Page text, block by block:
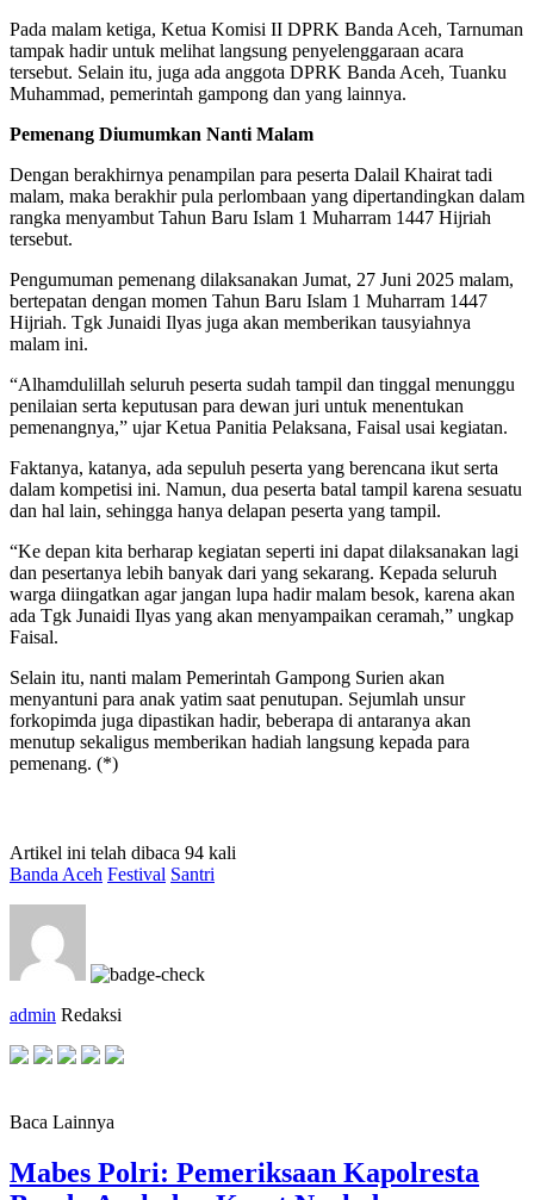
Pada malam ketiga, Ketua Komisi II DPRK Banda Aceh, Tarnuman
tampak hadir untuk melihat langsung penyelenggaraan acara
tersebut. Selain itu, juga ada anggota DPRK Banda Aceh, Tuanku
Muhammad, pemerintah gampong dan yang lainnya.
Pemenang Diumumkan Nanti Malam
Dengan berakhirnya penampilan para peserta Dalail Khairat tadi
malam, maka berakhir pula perlombaan yang dipertandingkan dalam
rangka menyambut Tahun Baru Islam 1 Muharram 1447 Hijriah
tersebut.
Pengumuman pemenang dilaksanakan Jumat, 27 Juni 2025 malam,
bertepatan dengan momen Tahun Baru Islam 1 Muharram 1447
Hijriah. Tgk Junaidi Ilyas juga akan memberikan tausyiahnya
malam ini.
“Alhamdulillah seluruh peserta sudah tampil dan tinggal menunggu
penilaian serta keputusan para dewan juri untuk menentukan
pemenangnya,” ujar Ketua Panitia Pelaksana, Faisal usai kegiatan.
Faktanya, katanya, ada sepuluh peserta yang berencana ikut serta
dalam kompetisi ini. Namun, dua peserta batal tampil karena sesuatu
dan hal lain, sehingga hanya delapan peserta yang tampil.
“Ke depan kita berharap kegiatan seperti ini dapat dilaksanakan lagi
dan pesertanya lebih banyak dari yang sekarang. Kepada seluruh
warga diingatkan agar jangan lupa hadir malam besok, karena akan
ada Tgk Junaidi Ilyas yang akan menyampaikan ceramah,” ungkap
Faisal.
Selain itu, nanti malam Pemerintah Gampong Surien akan
menyantuni para anak yatim saat penutupan. Sejumlah unsur
forkopimda juga dipastikan hadir, beberapa di antaranya akan
menutup sekaligus memberikan hadiah langsung kepada para
pemenang. (*)
Artikel ini telah dibaca 94 kali
Banda Aceh Festival Santri
admin Redaksi
Baca Lainnya
Mabes Polri: Pemeriksaan Kapolresta